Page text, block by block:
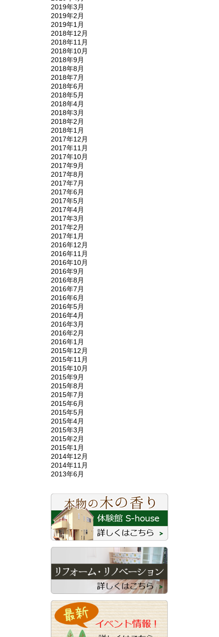
2019年3月
2019年2月
2019年1月
2018年12月
2018年11月
2018年10月
2018年9月
2018年8月
2018年7月
2018年6月
2018年5月
2018年4月
2018年3月
2018年2月
2018年1月
2017年12月
2017年11月
2017年10月
2017年9月
2017年8月
2017年7月
2017年6月
2017年5月
2017年4月
2017年3月
2017年2月
2017年1月
2016年12月
2016年11月
2016年10月
2016年9月
2016年8月
2016年7月
2016年6月
2016年5月
2016年4月
2016年3月
2016年2月
2016年1月
2015年12月
2015年11月
2015年10月
2015年9月
2015年8月
2015年7月
2015年6月
2015年5月
2015年4月
2015年3月
2015年2月
2015年1月
2014年12月
2014年11月
2013年6月